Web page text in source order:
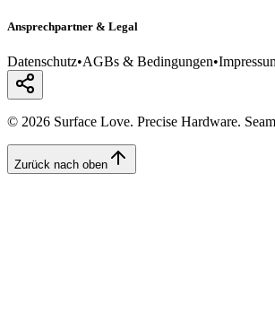
Ansprechpartner & Legal
Datenschutz•AGBs & Bedingungen•
© 2026 Surface Love. Precise Hardware.
Zurück nach oben